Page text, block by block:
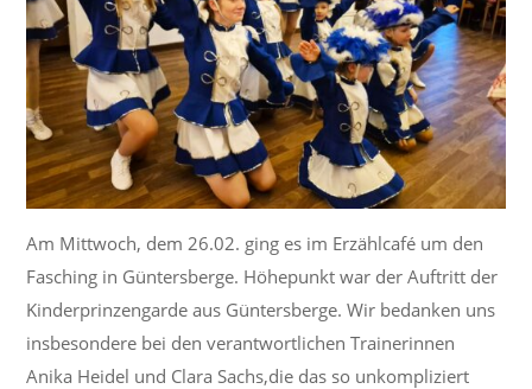
Am Mittwoch, dem 26.02. ging es im Erzählcafé um den
Fasching in Güntersberge. Höhepunkt war der Auftritt der
Kinderprinzengarde aus Güntersberge. Wir bedanken uns
insbesondere bei den verantwortlichen Trainerinnen
Anika Heidel und Clara Sachs,die das so unkompliziert